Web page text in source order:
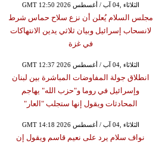
GMT 12:50 2026 الثلاثاء ,04 آب / أغسطس
مجلس السلام يُعلن أن نزع سلاح حماس شرط
لانسحاب إسرائيل وبيان ثلاثي يدين الانتهاكات
في غزة
GMT 12:37 2026 الثلاثاء ,04 آب / أغسطس
انطلاق جولة المفاوضات المباشرة بين لبنان
وإسرائيل في روما و"حزب الله" يهاجم
المحادثات ويقول إنها ستجلب "العار"
GMT 14:18 2026 الثلاثاء ,04 آب / أغسطس
نواف سلام يرد على نعيم قاسم ويقول إن